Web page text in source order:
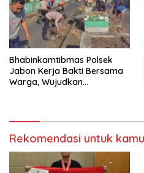
Bhabinkamtibmas Polsek
Jabon Kerja Bakti Bersama
Warga, Wujudkan
Rekomendasi untuk kamu